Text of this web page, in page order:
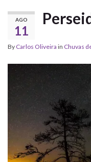
AGO
11
By Carlos Oliveira in Chuvas